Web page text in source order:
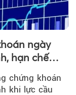
ngày
hạn chế
chứng khoán
khi lực cầu